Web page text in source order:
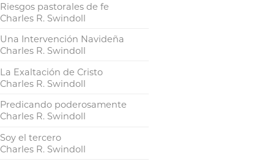
Riesgos pastorales de fe
Charles R. Swindoll
Una Intervención Navideña
Charles R. Swindoll
La Exaltación de Cristo
Charles R. Swindoll
Predicando poderosamente
Charles R. Swindoll
Soy el tercero
Charles R. Swindoll